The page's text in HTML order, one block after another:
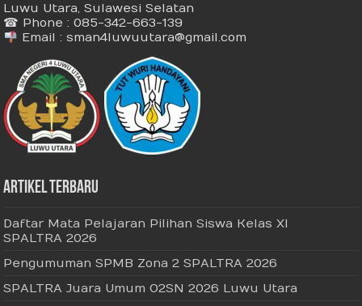
Luwu Utara, Sulawesi Selatan
☎ Phone : 085-342-663-139
Email : sman4luwuutara@gmail.com
Artikel Terbaru
Daftar Mata Pelajaran Pilihan Siswa Kelas XI
SPALTRA 2026
Pengumuman SPMB Zona 2 SPALTRA 2026
SPALTRA Juara Umum O2SN 2026 Luwu Utara